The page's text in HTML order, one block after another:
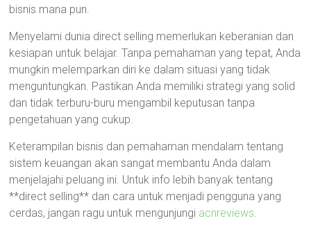
bisnis mana pun.
Menyelami dunia direct selling memerlukan keberanian dan
kesiapan untuk belajar. Tanpa pemahaman yang tepat, Anda
mungkin melemparkan diri ke dalam situasi yang tidak
menguntungkan. Pastikan Anda memiliki strategi yang solid
dan tidak terburu-buru mengambil keputusan tanpa
pengetahuan yang cukup.
Keterampilan bisnis dan pemahaman mendalam tentang
sistem keuangan akan sangat membantu Anda dalam
menjelajahi peluang ini. Untuk info lebih banyak tentang
**direct selling** dan cara untuk menjadi pengguna yang
cerdas, jangan ragu untuk mengunjungi acnreviews.